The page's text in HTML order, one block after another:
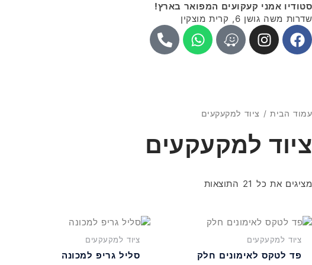
לתוכן
דילוג
לתוכן
סטודיו אמני קעקועים המפואר בארץ!
שדרות משה גושן 6, קרית מוצקין
F
a
o
k
I
n
r
a
m
W
a
W
h
p
P
h
l
t
עמוד הבית / ציוד למקעקעים
ציוד למקעקעים
מציגים את כל ⁦21⁩ התוצאות לפי
ציוד למקעקעים
פד לטקס לאימונים חלק
ציוד למקעקעים
סליל גריפ למכונה